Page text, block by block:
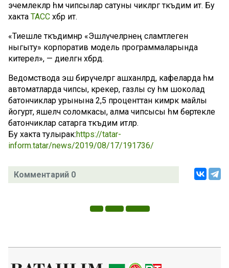
эчемлекләр һәм чипсылар сатуны чикләргә тәкъдим итә. Бу
хакта ТАСС хәбәр итә.
«Тиешле тәкъдимнәр «Эшләүчеләрнең сәламәтлеген
ныгыту» корпоратив модель программаларында
китерелә», — диелгән хәбәрдә.
Ведомствода эш бирүчеләргә ашханәләрдә, кафеларда һәм
автоматларда чипсы, крекер, газлы су һәм шоколад
батончиклар урынына 2,5 проценттан кимрәк майлы
йогурт, яшелчә соломкасы, алма чипсысы һәм бөртекле
батончиклар сатарга тәкъдим итәләр.
Бу хакта тулырак:https://tatar-
inform.tatar/news/2019/08/17/191736/
Комментарий 0